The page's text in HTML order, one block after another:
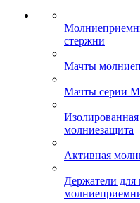
стержни
Мачты
Мачты серии
Изолированная
молниезащита
Активная
Держатели для